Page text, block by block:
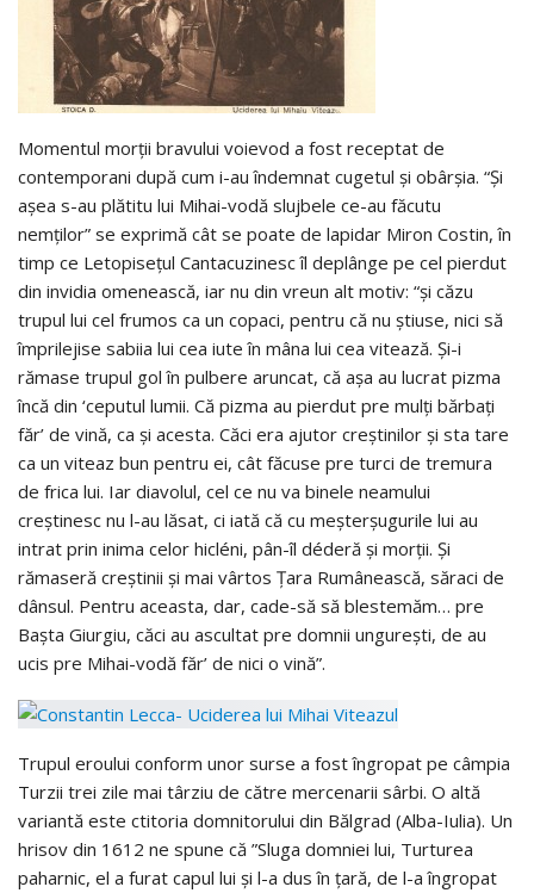
Momentul morţii bravului voievod a fost receptat de
contemporani după cum i-au îndemnat cugetul şi obârşia. “Şi
aşea s-au plătitu lui Mihai-vodă slujbele ce-au făcutu
nemţilor” se exprimă cât se poate de lapidar Miron Costin, în
timp ce Letopiseţul Cantacuzinesc îl deplânge pe cel pierdut
din invidia omenească, iar nu din vreun alt motiv: “şi căzu
trupul lui cel frumos ca un copaci, pentru că nu ştiuse, nici să
împrilejise sabiia lui cea iute în mâna lui cea vitează. Şi-i
rămase trupul gol în pulbere aruncat, că aşa au lucrat pizma
încă din ‘ceputul lumii. Că pizma au pierdut pre mulţi bărbaţi
făr’ de vină, ca şi acesta. Căci era ajutor creştinilor şi sta tare
ca un viteaz bun pentru ei, cât făcuse pre turci de tremura
de frica lui. Iar diavolul, cel ce nu va binele neamului
creştinesc nu l-au lăsat, ci iată că cu meşterşugurile lui au
intrat prin inima celor hicléni, pân-îl déderă şi morţii. Şi
rămaseră creştinii şi mai vârtos Ţara Rumânească, săraci de
dânsul. Pentru aceasta, dar, cade-să să blestemăm… pre
Başta Giurgiu, căci au ascultat pre domnii ungureşti, de au
ucis pre Mihai-vodă făr’ de nici o vină”.
Trupul eroului conform unor surse a fost îngropat pe câmpia
Turzii trei zile mai târziu de către mercenarii sârbi. O altă
variantă este ctitoria domnitorului din Bălgrad (Alba-Iulia). Un
hrisov din 1612 ne spune că ”Sluga domniei lui, Turturea
paharnic, el a furat capul lui și l-a dus în țară, de l-a îngropat